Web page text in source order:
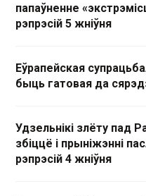
папаўненне
рэпрэсій 5 жніўня
Еўрапейская
быць гатовая да
Удзельнікі злёту пад
збіццё і прыніжэнні
рэпрэсій 4 жніўня